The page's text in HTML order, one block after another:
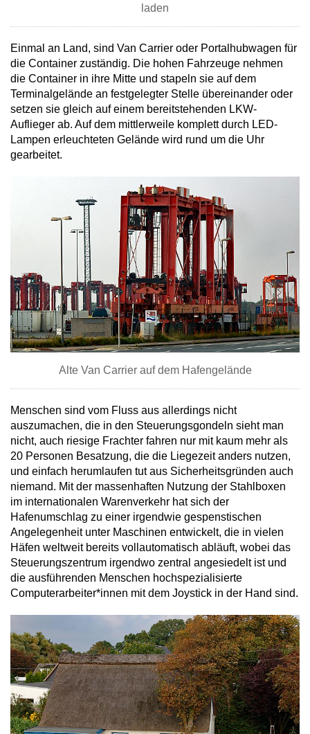
laden
Einmal an Land, sind Van Carrier oder Portalhubwagen für
die Container zuständig. Die hohen Fahrzeuge nehmen
die Container in ihre Mitte und stapeln sie auf dem
Terminalgelände an festgelegter Stelle übereinander oder
setzen sie gleich auf einem bereitstehenden LKW-
Auflieger ab. Auf dem mittlerweile komplett durch LED-
Lampen erleuchteten Gelände wird rund um die Uhr
gearbeitet.
Alte Van Carrier auf dem Hafengelände
Menschen sind vom Fluss aus allerdings nicht
auszumachen, die in den Steuerungsgondeln sieht man
nicht, auch riesige Frachter fahren nur mit kaum mehr als
20 Personen Besatzung, die die Liegezeit anders nutzen,
und einfach herumlaufen tut aus Sicherheitsgründen auch
niemand. Mit der massenhaften Nutzung der Stahlboxen
im internationalen Warenverkehr hat sich der
Hafenumschlag zu einer irgendwie gespenstischen
Angelegenheit unter Maschinen entwickelt, die in vielen
Häfen weltweit bereits vollautomatisch abläuft, wobei das
Steuerungszentrum irgendwo zentral angesiedelt ist und
die ausführenden Menschen hochspezialisierte
Computerarbeiter*innen mit dem Joystick in der Hand sind.